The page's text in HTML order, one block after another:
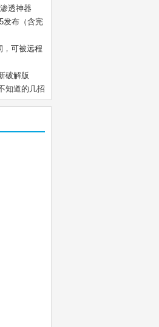
透神器
发布（含完
，可被远程
破解版
知道的几招